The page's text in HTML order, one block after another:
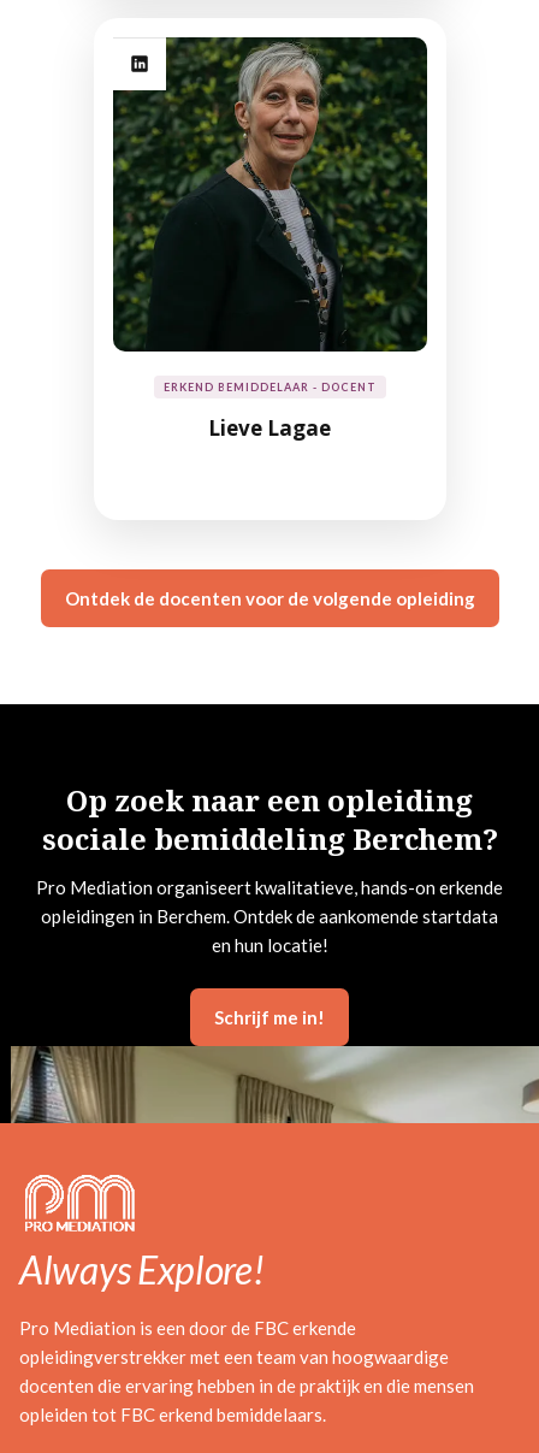
ERKEND BEMIDDELAAR - DOCENT
Lieve Lagae
Ontdek de docenten voor de volgende opleiding
Op zoek naar een opleiding
sociale bemiddeling Berchem?
Pro Mediation organiseert kwalitatieve, hands-on erkende
opleidingen in Berchem. Ontdek de aankomende startdata
en hun locatie!
Schrijf me in!
Always Explore!
Pro Mediation is een door de FBC erkende
opleidingverstrekker met een team van hoogwaardige
docenten die ervaring hebben in de praktijk en die mensen
opleiden tot FBC erkend bemiddelaars.